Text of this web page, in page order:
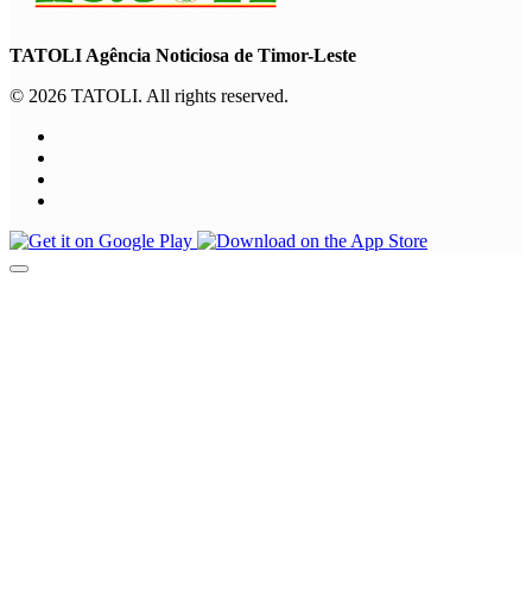
TATOLI Agência Noticiosa de Timor-Leste
© 2026 TATOLI. All rights reserved.